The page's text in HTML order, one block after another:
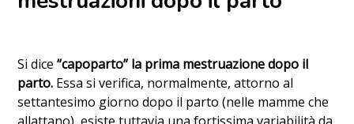
Si dice“capoparto” la prima mestruazione dopo il
parto. Essa si verifica, normalmente, attorno al
settantesimo giorno dopo il parto (nelle mamme che